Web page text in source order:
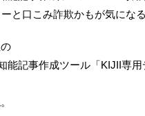
と口こみ詐欺かもが気になる
能記事作成ツール「KIJII専